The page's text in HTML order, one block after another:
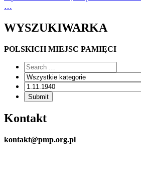
…
WYSZUKIWARKA
POLSKICH MIEJSC PAMIĘCI
Kontakt
kontakt@pmp.org.pl